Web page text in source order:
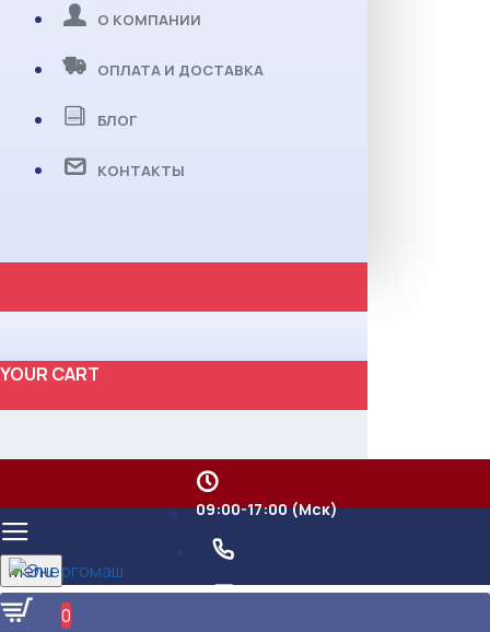
О КОМПАНИИ
ОПЛАТА И ДОСТАВКА
БЛОГ
КОНТАКТЫ
YOUR CART
09:00-17:00 (Мск)
Menu
0